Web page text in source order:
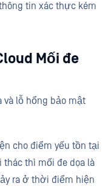
tin xác thực kém
Mối đe
và lỗ hổng bảo mật
cho điểm yếu tồn tại
thì mối đe dọa là
ra ở thời điểm hiện